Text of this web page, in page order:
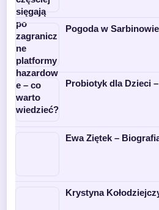
Pogoda w
Probiotyk dla Dzieci
Ewa Ziętek –
Krystyna